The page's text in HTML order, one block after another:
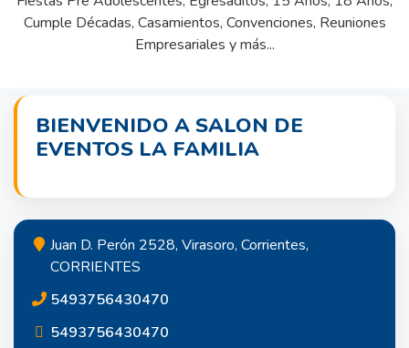
Cumple Décadas, Casamientos, Convenciones, Reuniones
Empresariales y más...
BIENVENIDO A SALON DE
EVENTOS LA FAMILIA
Juan D. Perón 2528, Virasoro, Corrientes,
CORRIENTES
5493756430470
5493756430470